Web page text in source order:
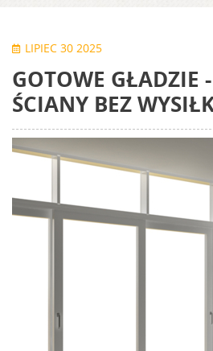
LIPIEC 30 2025
GOTOWE GŁADZIE
ŚCIANY BEZ